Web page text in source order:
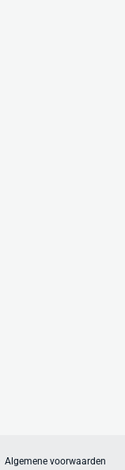
Algemene voorwaarden